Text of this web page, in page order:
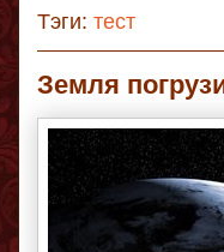
Тэги: тест
Земля